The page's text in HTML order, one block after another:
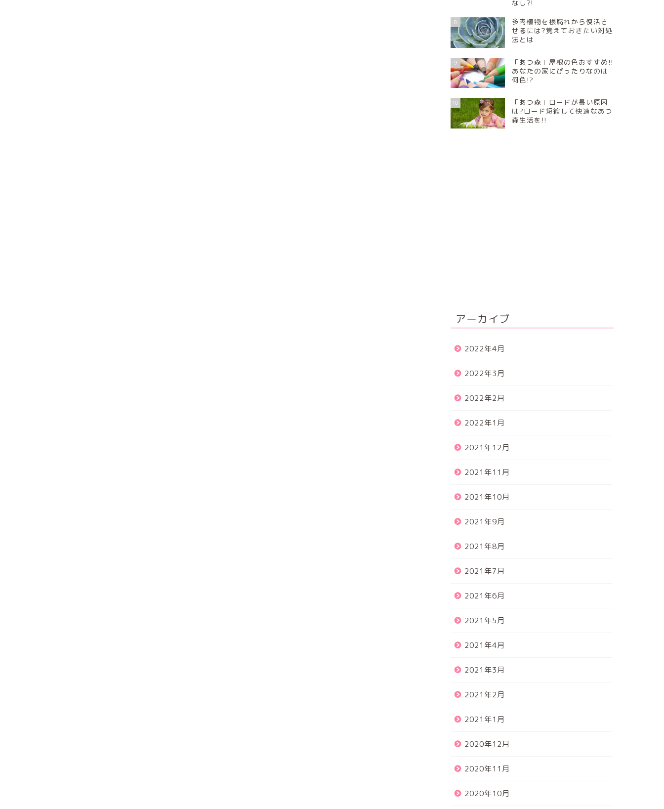
なし?!
8
多肉植物を根腐れから復活さ
せるには?覚えておきたい対処
法とは
9
「あつ森」屋根の色おすすめ!!
あなたの家にぴったりなのは
何色!?
10
「あつ森」ロードが長い原因
は?ロード短縮して快適なあつ
森生活を!!
アーカイブ
2022年4月
2022年3月
2022年2月
2022年1月
2021年12月
2021年11月
2021年10月
2021年9月
2021年8月
2021年7月
2021年6月
2021年5月
2021年4月
2021年3月
2021年2月
2021年1月
2020年12月
2020年11月
2020年10月